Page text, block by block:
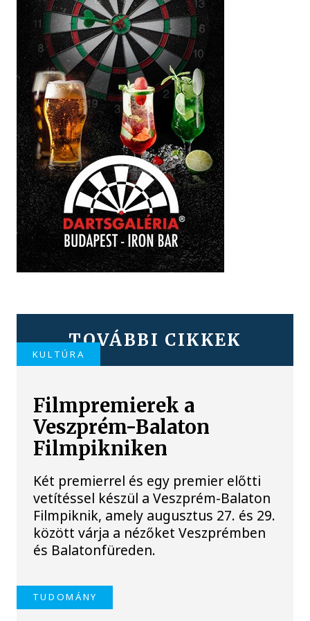
TOVÁBBI CIKKEK
KULTÚRA
Filmpremierek a
Veszprém-Balaton
Filmpikniken
Két premierrel és egy premier előtti
vetítéssel készül a Veszprém-Balaton
Filmpiknik, amely augusztus 27. és 29.
között várja a nézőket Veszprémben
és Balatonfüreden.
TUDOMÁNY